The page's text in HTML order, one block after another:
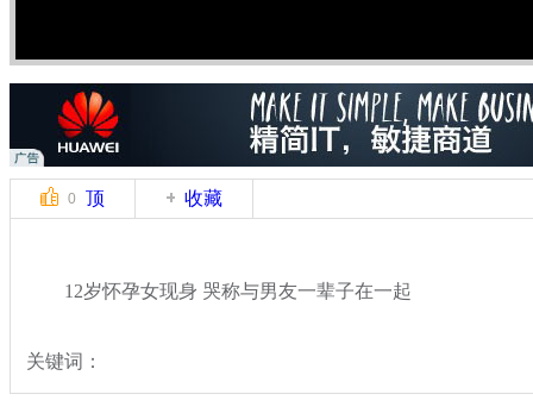
0 顶 收藏
12岁怀孕女现身 哭称与男友一辈子在一起
关键词：